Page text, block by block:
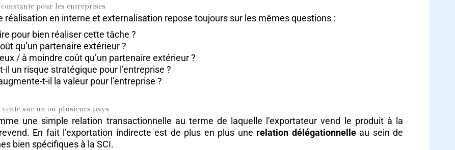
pour les entreprises
réalisation en interne et externalisation repose toujours sur les mêmes questions :
pour bien réaliser cette tâche ?
qu’un partenaire extérieur ?
/ à moindre coût qu’un partenaire extérieur ?
un risque stratégique pour l’entreprise ?
t-il la valeur pour l’entreprise ?
sur un ou plusieurs pays
une simple relation transactionnelle au terme de laquelle l’exportateur vend le produit à la
En fait l’exportation indirecte est de plus en plus une relation délégationnelleau sein de
bien spécifiques à la SCI.